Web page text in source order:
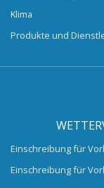
Klima
Produkte und
Einschreibung für
Einschreibung für